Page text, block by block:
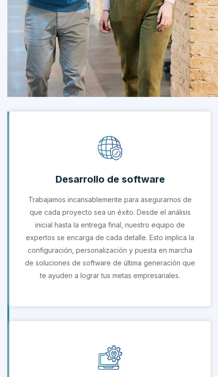
Desarrollo de software
Trabajamos incansablemente para asegurarnos de
que cada proyecto sea un éxito. Desde el análisis
inicial hasta la entrega final, nuestro equipo de
expertos se encarga de cada detalle. Esto implica la
configuración, personalización y puesta en marcha
de soluciones de software de última generación que
te ayuden a lograr tus metas empresariales.